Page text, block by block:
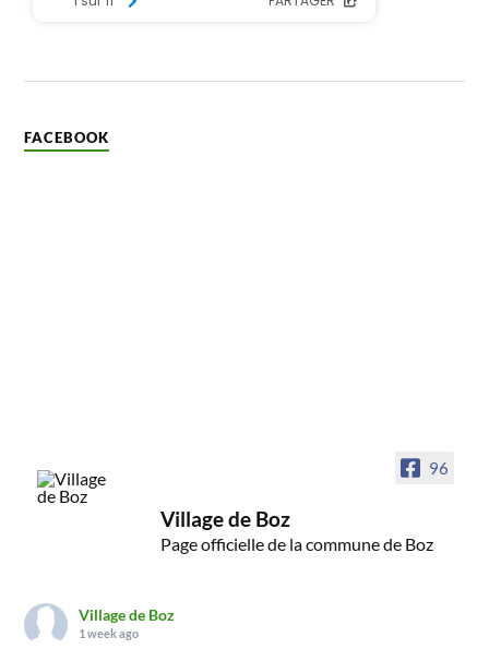
FACEBOOK
96
Village de Boz
Page officielle de la commune de Boz
Village de Boz
1 week ago